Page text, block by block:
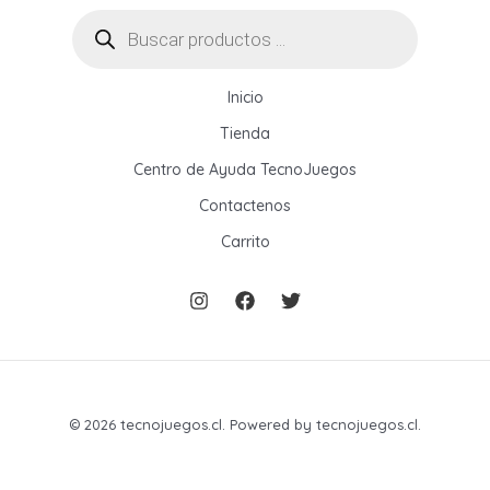
productos
Inicio
Tienda
Centro de Ayuda TecnoJuegos
Contactenos
Carrito
© 2026 tecnojuegos.cl. Powered by tecnojuegos.cl.